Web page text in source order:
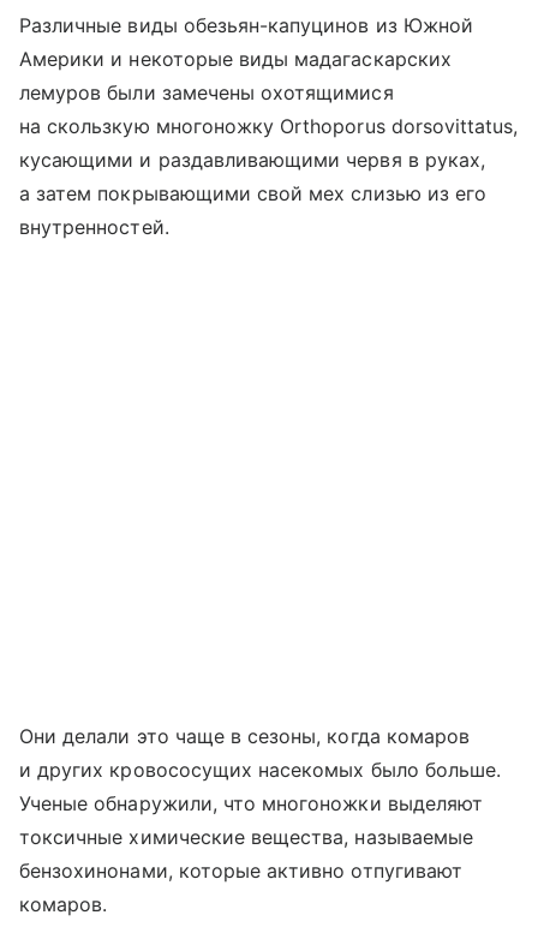
Различные виды обезьян-капуцинов из Южной
Америки и некоторые виды мадагаскарских
лемуров были замечены охотящимися
на скользкую многоножку Orthoporus dorsovittatus,
кусающими и раздавливающими червя в руках,
а затем покрывающими свой мех слизью из его
внутренностей.
Они делали это чаще в сезоны, когда комаров
и других кровососущих насекомых было больше.
Ученые обнаружили, что многоножки выделяют
токсичные химические вещества, называемые
бензохинонами, которые активно отпугивают
комаров.